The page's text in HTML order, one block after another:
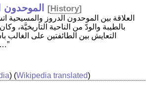
الموحدون [History]
بالطيبة والودّ من الناحية التاريخيَّة،
التعايش بين الطائفتين على الغالب
بعض …”
) (Wikipedia translated)